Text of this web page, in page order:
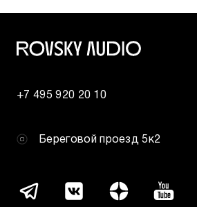
+7 495 920 20 10
Береговой проезд 5к2